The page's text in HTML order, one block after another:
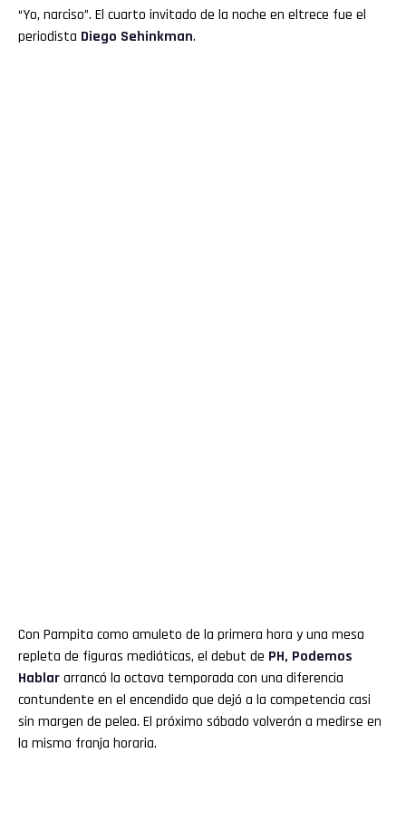
“Yo, narciso”. El cuarto invitado de la noche en eltrece fue el
periodista Diego Sehinkman.
Con Pampita como amuleto de la primera hora y una mesa
repleta de figuras mediáticas, el debut de PH, Podemos
Hablararrancó la octava temporada con una diferencia
contundente en el encendido que dejó a la competencia casi
sin margen de pelea. El próximo sábado volverán a medirse en
la misma franja horaria.